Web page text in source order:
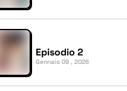
Episodio 2
Gennaio 09 , 2026